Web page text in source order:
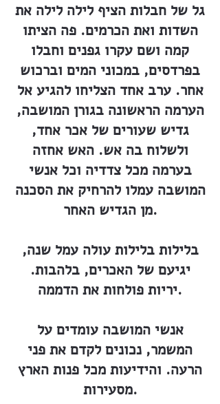
גל של חבלות הציף לילה לילה את
השדות ואת הכרמים. פה הציתו
קמה ושם עקרו גפנים וחבלו
בפרדסים, במכוני המים וברכוש
אחר. ערב אחד הצליחו להגיע אל
הערמה הראשונה בגורן המושבה,
גדיש שעורים של אכר אחד,
ולשלוח בה אש. האש אחזה
בערמה מכל צדדיה וכל אנשי
המושבה עמלו להרחיק את הסכנה
מן הגדיש האחר.
בלילות בלילות עולה עמל שנה,
יגיעם של האכרים, בלהבות.
יריות פולחות את הדממה.
אנשי המושבה עומדים על
המשמר, נכונים לקדם את פני
הרעה. והידיעות מכל פנות הארץ
מסעירות.